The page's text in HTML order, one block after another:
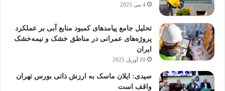
4 می 2025
تحلیل جامع پیامدهای کمبود منابع آبی بر عملکرد
پروژه‌های عمرانی در مناطق خشک و نیمه‌خشک
ایران
20 آوریل 2025
صیدی: ایلان ماسک به ارزش ذاتی بورس تهران
واقف است